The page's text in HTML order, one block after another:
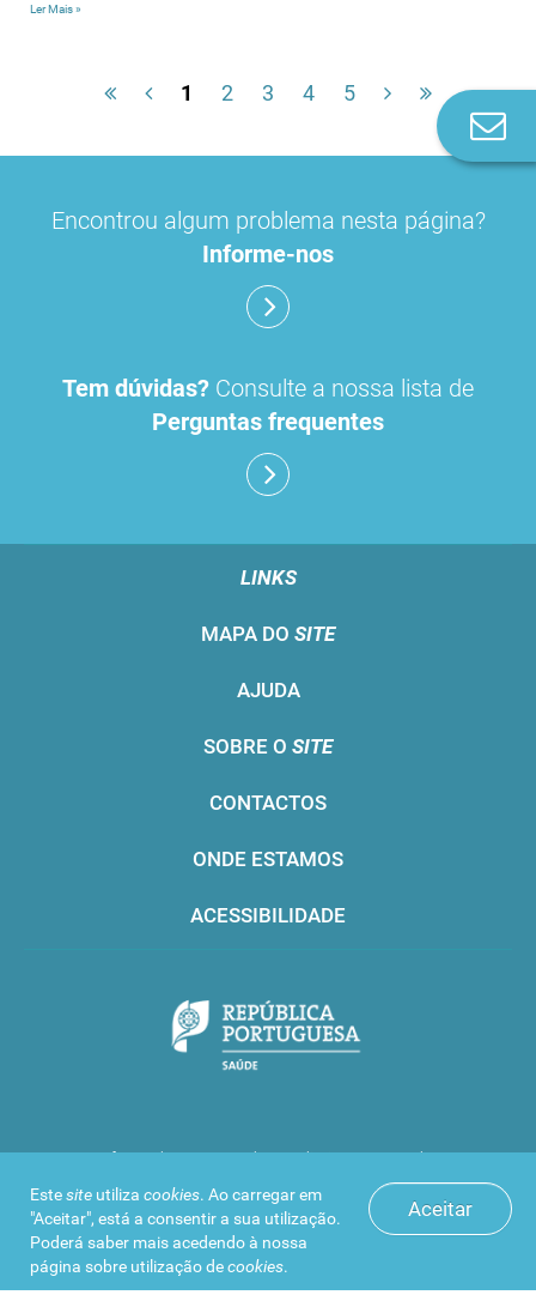
Ler Mais»
1 2 3 4 5
Aceitar
Estesite utiliza cookies. Ao carregar em
"Aceitar", está a consentir a sua utilização.
Poderá saber mais acedendo à nossa
página sobre utilização decookies.
Encontrou algum problema nesta página?
Informe-nos
Tem dúvidas? Consulte a nossa lista de
Perguntas frequentes
LINKS
MAPA DO SITE
AJUDA
SOBRE O SITE
CONTACTOS
ONDE ESTAMOS
ACESSIBILIDADE
Infarmed © 2016. Todos os direitos reservados